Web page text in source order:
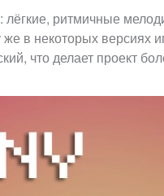
ритмичные
в некоторых версиях
что делает проект